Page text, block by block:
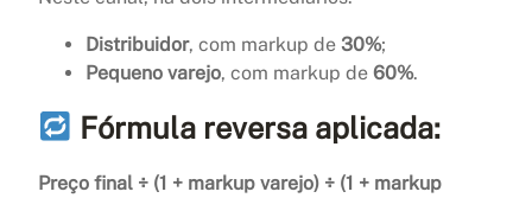
Distribuidor, com markup de 30%;
Pequeno varejo, com markup de 60%.
Fórmula reversa aplicada:
Preço final ÷ (1 + markup varejo) ÷ (1 + markup